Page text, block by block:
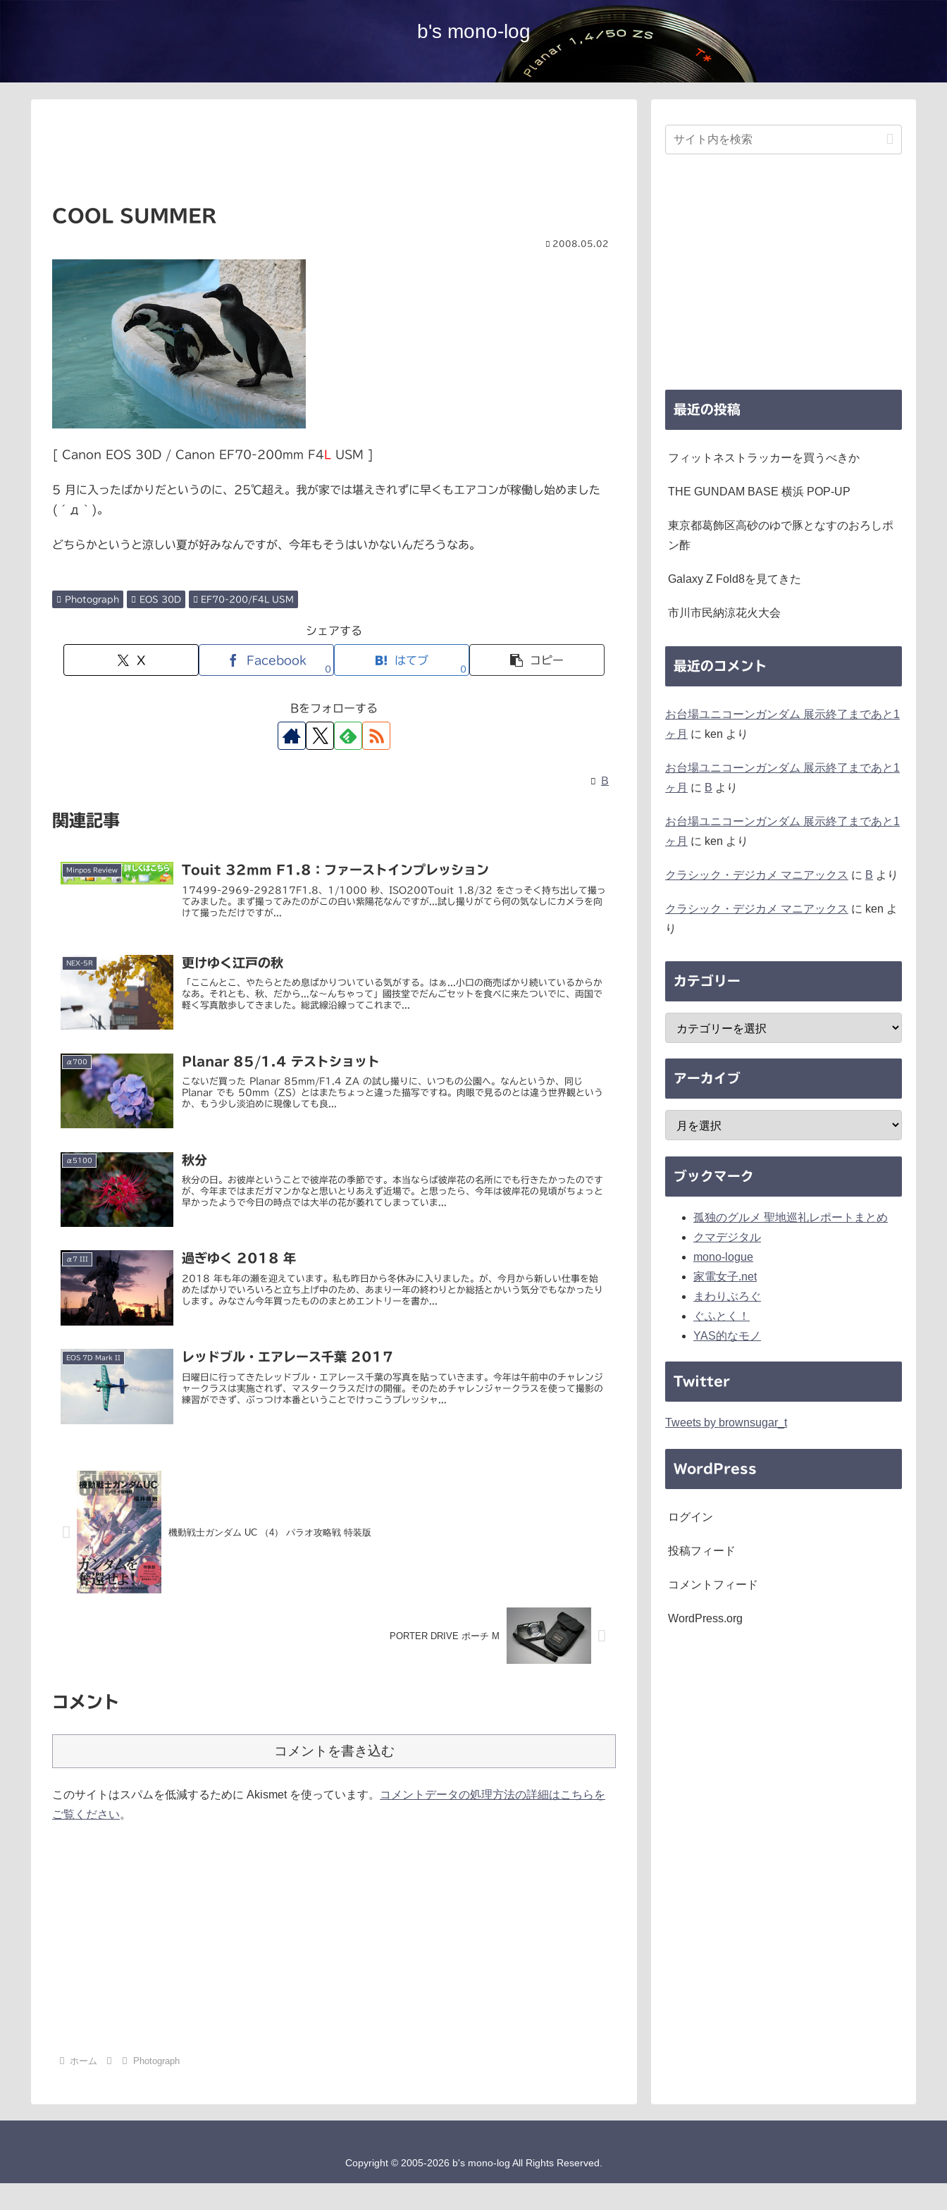
b's mono-log
COOL SUMMER
2008.05.02
[ Canon EOS 30D / Canon EF70-200mm F4L USM ]
5 月に入ったばかりだというのに、25℃超え。我が家では堪えきれずに早くもエアコンが稼働し始めました
(´д｀)。
どちらかというと涼しい夏が好みなんですが、今年もそうはいかないんだろうなあ。
Photograph EOS 30D EF70-200/F4L USM
シェアする
X Facebook
0
はてブ
0
コピー
Bをフォローする
B
関連記事
Minpos Review Touit 32mm F1.8：ファーストインプレッション
17499-2969-292817F1.8、1/1000 秒、ISO200Touit 1.8/32 をさっそく持ち出して撮っ
てみました。まず撮ってみたのがこの白い紫陽花なんですが...試し撮りがてら何の気なしにカメラを向
けて撮っただけですが...
NEX-5R 更けゆく江戸の秋
「ここんとこ、やたらとため息ばかりついている気がする。はぁ...小口の商売ばかり続いているからか
なあ。それとも、秋、だから...な～んちゃって」國技堂でだんごセットを食べに来たついでに、両国で
軽く写真散歩してきました。総武線沿線ってこれまで...
α700 Planar 85/1.4 テストショット
こないだ買った Planar 85mm/F1.4 ZA の試し撮りに、いつもの公園へ。なんというか、同じ
Planar でも 50mm（ZS）とはまたちょっと違った描写ですね。肉眼で見るのとは違う世界観という
か、もう少し淡泊めに現像しても良...
α5100 秋分
秋分の日。お彼岸ということで彼岸花の季節です。本当ならば彼岸花の名所にでも行きたかったのです
が、今年まではまだガマンかなと思いとりあえず近場で。と思ったら、今年は彼岸花の見頃がちょっと
早かったようで今日の時点では大半の花が萎れてしまっていま...
α7 III 過ぎゆく 2018 年
2018 年も年の瀬を迎えています。私も昨日から冬休みに入りました。が、今月から新しい仕事を始
めたばかりでいろいろと立ち上げ中のため、あまり一年の終わりとか総括とかいう気分でもなかったり
します。みなさん今年買ったもののまとめエントリーを書か...
EOS 7D Mark II レッドブル・エアレース千葉 2017
日曜日に行ってきたレッドブル・エアレース千葉の写真を貼っていきます。今年は午前中のチャレンジ
ャークラスは実施されず、マスタークラスだけの開催。そのためチャレンジャークラスを使って撮影の
練習ができず、ぶっつけ本番ということでけっこうプレッシャ...
機動戦士ガンダム UC （4） パラオ攻略戦 特装版
PORTER DRIVE ポーチ M
コメント
コメントを書き込む
このサイトはスパムを低減するために Akismet を使っています。
コメントデータの処理方法の詳細はこちらを
ご覧ください。
ホーム Photograph
最近の投稿
フィットネストラッカーを買うべきか
THE GUNDAM BASE 横浜 POP-UP
東京都葛飾区高砂のゆで豚となすのおろしポ
ン酢
Galaxy Z Fold8を見てきた
市川市民納涼花火大会
最近のコメント
お台場ユニコーンガンダム 展示終了まであと1
ヶ月 に ken より
お台場ユニコーンガンダム 展示終了まであと1
ヶ月 に B より
お台場ユニコーンガンダム 展示終了まであと1
ヶ月 に ken より
クラシック・デジカメ マニアックス に B より
クラシック・デジカメ マニアックス に ken よ
り
カテゴリー
アーカイブ
ブックマーク
孤独のグルメ 聖地巡礼レポートまとめ
クマデジタル
mono-logue
家電女子.net
まわりぶろぐ
ぐふとく！
YAS的なモノ
Twitter
Tweets by brownsugar_t
WordPress
ログイン
投稿フィード
コメントフィード
WordPress.org
Copyright © 2005-2026 b's mono-log All Rights Reserved.